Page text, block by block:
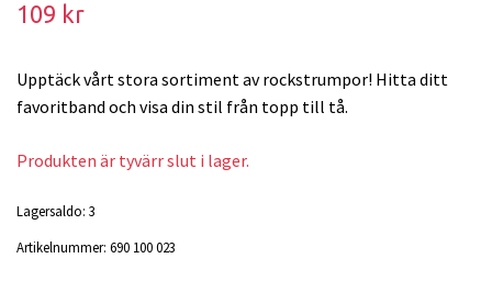
109 kr
Upptäck vårt stora sortiment av rockstrumpor! Hitta ditt
favoritband och visa din stil från topp till tå.
Produkten är tyvärr slut i lager.
Lagersaldo: 3
Artikelnummer: 690 100 023